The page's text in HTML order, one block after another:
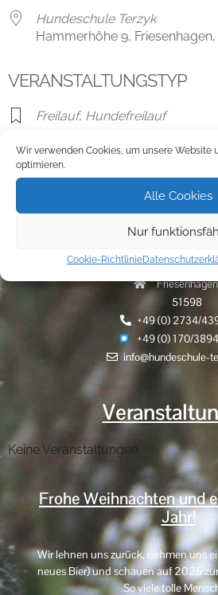
Wir verwenden Cookies, um unsere Website
optimieren.
Alle Cookies
Nur
Cookie-Richtlinie
Hundeschule Terzyk
Hammerhöhe 9, Friesenhagen,
VERANSTALTUNGSTYP
Freilauf, Hundefreilauf
Karte nicht verfügbar
Hundeschule
Hammerhöhe
Friesenhagen
51598
+49 (0) 2734/
+49 (0) 170/
info@hundeschule-
Keine Veranstaltungen
Frohe Weihnachten und
Jahr!
Wir lehnen uns zurück, nehmen uns
neues Bier) und schauen auf 2025
So viele tolle